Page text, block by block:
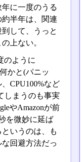
に一度のうる
約半年は、関連
して、うっと
上ない。
のように
かと(パニッ
CPU100%など
しまうのも事実
やAmazonが前
を微妙に延ば
いうのは、も
回避方法だっ